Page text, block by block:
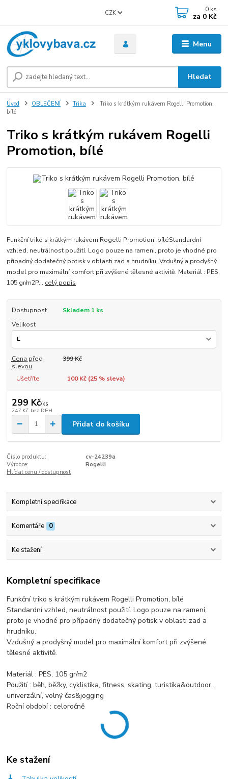
Menu
CZK
Hledat
0 ks
za 0 Kč
Úvod OBLEČENÍ Trika
Triko s krátkým rukávem Rogelli Promotion,
bílé
Triko s krátkým rukávem Rogelli
Promotion, bílé
Funkční triko s krátkým rukávem Rogelli Promotion, bíléStandardní
vzhled, neutrálnost použití. Logo pouze na rameni, proto je vhodné pro
případný dodatečný potisk v oblasti zad a hrudníku. Vzdušný a prodyšný
model pro maximální komfort při zvýšené tělesné aktivitě. Materiál : PES,
105 gr/m2P... celý popis
Dostupnost
Skladem 1 ks
Velikost
Cena před
slevou
399 Kč
Ušetříte 100 Kč (25% sleva)
299 Kč/ks
247 Kč bez DPH
Přidat do košíku
Číslo produktu:
cv-24239a
Výrobce:
Rogelli
Hlídat cenu / dostupnost
Kompletní specifikace
Komentáře 0
Ke stažení
Kompletní specifikace
Funkční triko s krátkým rukávem Rogelli Promotion, bílé
Standardní vzhled, neutrálnost použití. Logo pouze na rameni,
proto je vhodné pro případný dodatečný potisk v oblasti zad a
hrudníku.
Vzdušný a prodyšný model pro maximální komfort při zvýšené
tělesné aktivitě.
Materiál : PES, 105 gr/m2
Použití : běh, běžky, cyklistika, fitness, skating, turistika&outdoor,
univerzální, volný čas&jogging
Roční období : celoročně
Ke stažení